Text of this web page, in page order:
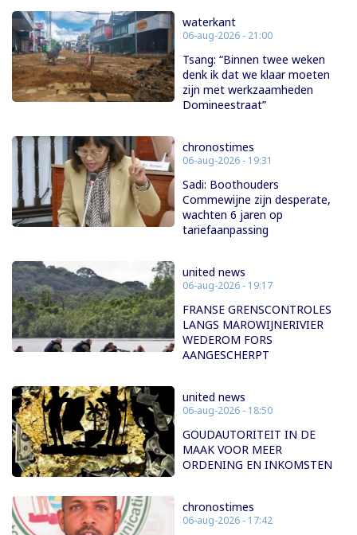
waterkant
06-aug-2026 - 21:00
Tsang: “Binnen twee weken
denk ik dat we klaar moeten
zijn met werkzaamheden
Domineestraat”
chronostimes
06-aug-2026 - 19:31
Sadi: Boothouders
Commewijne zijn desperate,
wachten 6 jaren op
tariefaanpassing
united news
06-aug-2026 - 19:17
FRANSE GRENSCONTROLES
LANGS MAROWIJNERIVIER
WEDEROM FORS
AANGESCHERPT
united news
06-aug-2026 - 18:50
GOUDAUTORITEIT IN DE
MAAK VOOR MEER
ORDENING EN INKOMSTEN
chronostimes
06-aug-2026 - 17:42